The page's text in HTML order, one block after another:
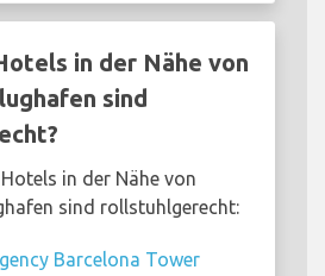
in der Nähe von
sind
in der Nähe von
sind rollstuhlgerecht:
Barcelona Tower